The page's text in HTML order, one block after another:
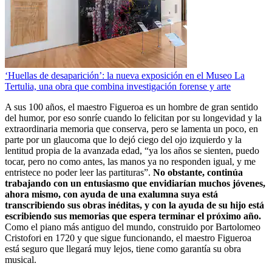
‘Huellas de desaparición’: la nueva exposición en el Museo La
Tertulia, una obra que combina investigación forense y arte
A sus 100 años, el maestro Figueroa es un hombre de gran sentido
del humor, por eso sonríe cuando lo felicitan por su longevidad y la
extraordinaria memoria que conserva, pero se lamenta un poco, en
parte por un glaucoma que lo dejó ciego del ojo izquierdo y la
lentitud propia de la avanzada edad, “ya los años se sienten, puedo
tocar, pero no como antes, las manos ya no responden igual, y me
entristece no poder leer las partituras”. No obstante, continúa
trabajando con un entusiasmo que envidiarían muchos jóvenes,
ahora mismo, con ayuda de una exalumna suya está
transcribiendo sus obras inéditas, y con la ayuda de su hijo está
escribiendo sus memorias que espera terminar el próximo año.
Como el piano más antiguo del mundo, construido por Bartolomeo
Cristofori en 1720 y que sigue funcionando, el maestro Figueroa
está seguro que llegará muy lejos, tiene como garantía su obra
musical.